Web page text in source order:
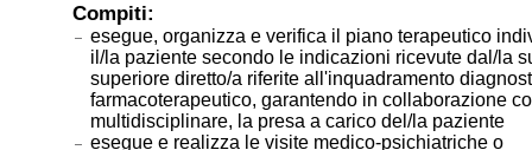
Compiti:
esegue, organizza e verifica il piano terapeutico
il/la paziente secondo le indicazioni ricevute dal/la
superiore diretto/a riferite all'inquadramento
farmacoterapeutico, garantendo in collaborazione
multidisciplinare, la presa a carico del/la paziente
esegue e realizza le visite medico-psichiatriche o